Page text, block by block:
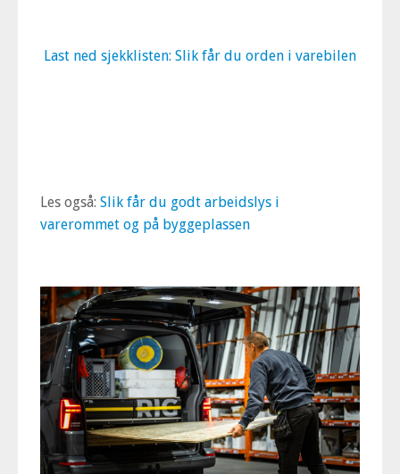
Last ned sjekklisten: Slik får du orden i varebilen
Les også: Slik får du godt arbeidslys i
varerommet og på byggeplassen